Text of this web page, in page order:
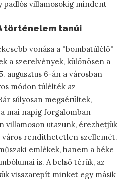
padlós villamosokig mindent
történelem tanúi
vonása a "bombatúlélő"
a szerelvények, különösen a
augusztus 6-án a városban
módon túlélték az
súlyosan megsérültek,
mai napig forgalomban
villamoson utazunk, érezhetjük
város rendíthetetlen szellemét.
emlékek, hanem a béke
is. A belső térük, az
visszarepít minket egy másik